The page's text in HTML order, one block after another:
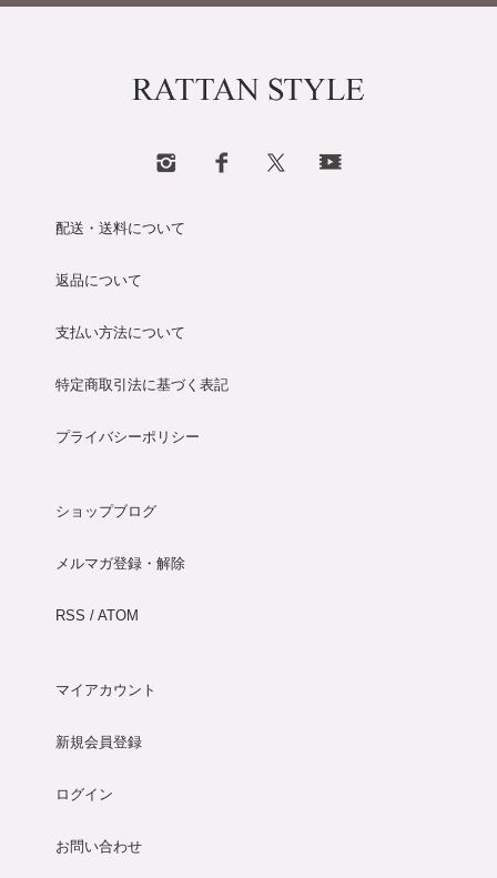
配送・送料について
返品について
支払い方法について
特定商取引法に基づく表記
プライバシーポリシー
ショップブログ
メルマガ登録・解除
RSS / ATOM
マイアカウント
新規会員登録
ログイン
お問い合わせ